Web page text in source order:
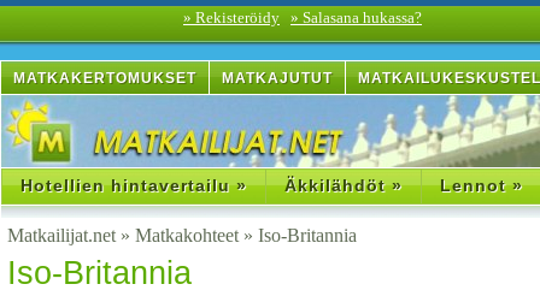
» Rekisteröidy » Salasana hukassa?
MATKAKERTOMUKSET MATKAJUTUT
Hotellien hintavertailu » Äkkilähdöt » Lennot »
Matkailijat.net » Matkakohteet » Iso-Britannia
Iso-Britannia